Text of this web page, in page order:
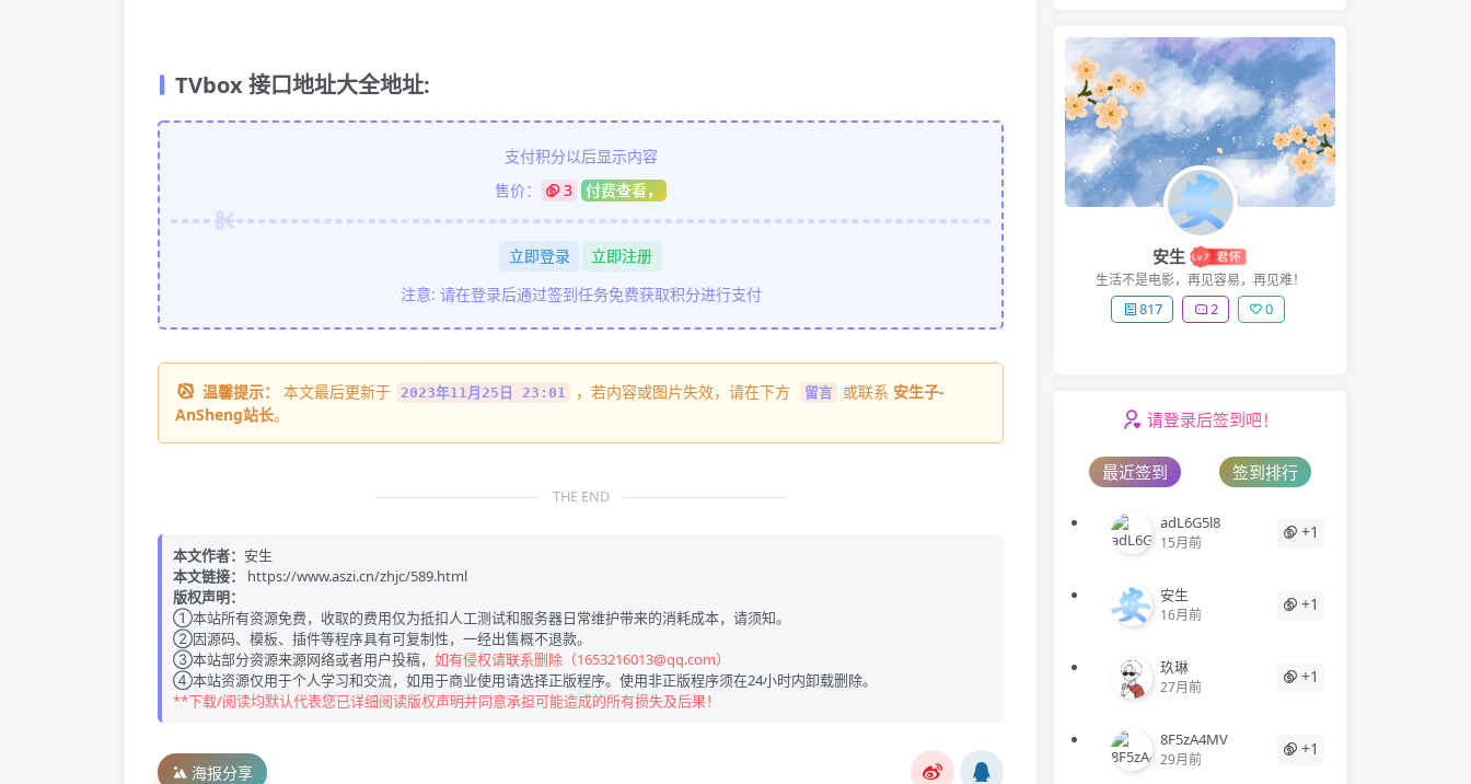
TVbox 接口地址大全地址:
支付积分以后显示内容
售价：
3 付费查看，
立即登录
立即注册
注意: 请在登录后通过签到任务免费获取积分进行支付
温馨提示： 本文最后更新于 2023年11月25日 23:01 ，若内容或图片失效，请在下方 留言 或联系 安生子-
AnSheng站长。
THE END
本文作者： 安生
本文链接：
https://www.aszi.cn/zhjc/589.html
版权声明：
①本站所有资源免费，收取的费用仅为抵扣人工测试和服务器日常维护带来的消耗成本，请须知。
②因源码、模板、插件等程序具有可复制性，一经出售概不退款。
③本站部分资源来源网络或者用户投稿， 如有侵权请联系删除（1653216013@qq.com）
④本站资源仅用于个人学习和交流，如用于商业使用请选择正版程序。使用非正版程序须在24小时内卸载删除。
**下载/阅读均默认代表您已详细阅读版权声明并同意承担可能造成的所有损失及后果！
海报分享
安生
生活不是电影，再见容易，再见难！
817 2 0
请登录后签到吧！
最近签到 签到排行
adL6G5l8
15月前
+1
安生
16月前
+1
玖琳
27月前
+1
8F5zA4MV
29月前
+1